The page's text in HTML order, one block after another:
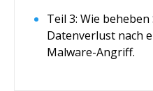
Teil 3: Wie
Datenverlust nach
Malware-Angriff.